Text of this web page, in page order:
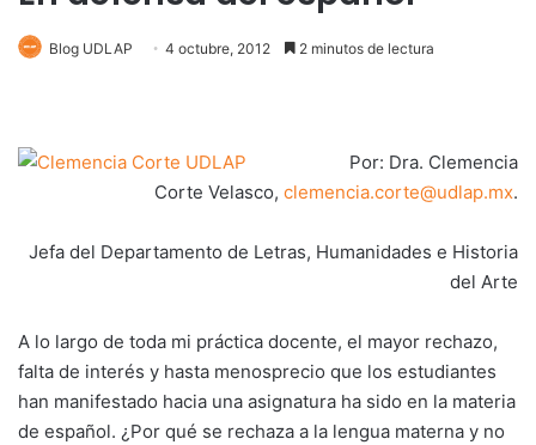
Blog UDLAP 4 octubre, 2012 2 minutos de lectura
Por: Dra. Clemencia
Corte Velasco, clemencia.corte@udlap.mx.
Jefa del Departamento de Letras, Humanidades e Historia
del Arte
A lo largo de toda mi práctica docente, el mayor rechazo,
falta de interés y hasta menosprecio que los estudiantes
han manifestado hacia una asignatura ha sido en la materia
de español. ¿Por qué se rechaza a la lengua materna y no